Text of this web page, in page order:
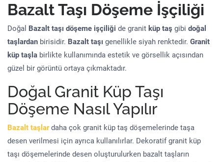
Bazalt Taşı Döşeme İşçiliği
Doğal Bazalt taşı döşeme işçiliği de granit küp taş gibi doğal
taşlardan birisidir. Bazalt taşı genellikle siyah renktedir. Granit
küp taşla birlikte kullanımında estetik ve görsellik açısından
güzel bir görüntü ortaya çıkmaktadır.
Doğal Granit Küp Taşı
Döşeme Nasıl Yapılır
Bazalt taşlardaha çok granit küp taş döşemelerinde taşa
desen verilmesi için ayrıca kullanılırlar. Dekoratif granit küp
taşı döşemelerinde desen oluşturulurken bazalt taşların